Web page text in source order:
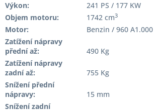
Výkon:
241 PS / 177 KW
Objem motoru:
1742 cm3
Motor:
Benzin / 960 A1.000
Zatížení nápravy
přední až:
490 Kg
Zatížení nápravy
zadní až:
755 Kg
Snížení přední
nápravy:
15 mm
Snížení zadní